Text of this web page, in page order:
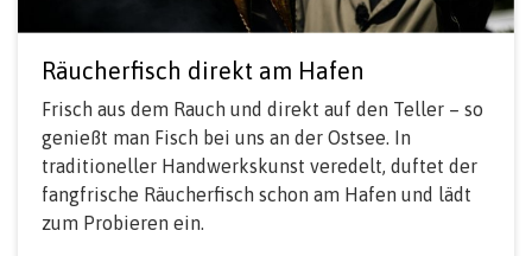
Räucherfisch direkt am Hafen
Frisch aus dem Rauch und direkt auf den Teller – so
genießt man Fisch bei uns an der Ostsee. In
traditioneller Handwerkskunst veredelt, duftet der
fangfrische Räucherfisch schon am Hafen und lädt
zum Probieren ein.